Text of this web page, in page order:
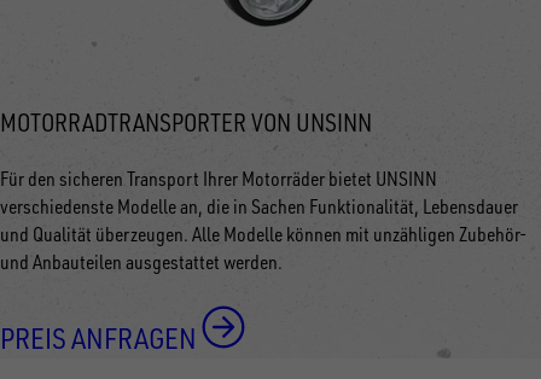
MOTORRADTRANSPORTER VON UNSINN
Für den sicheren Transport Ihrer Motorräder bietet UNSINN
verschiedenste Modelle an, die in Sachen Funktionalität, Lebensdauer
und Qualität überzeugen. Alle Modelle können mit unzähligen Zubehör-
und Anbauteilen ausgestattet werden.
PREIS ANFRAGEN